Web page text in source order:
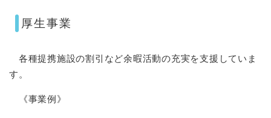
厚生事業
各種提携施設の割引など余暇活動の充実を支援していま
す。
《事業例》